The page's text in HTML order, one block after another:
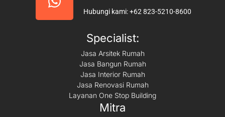
Hubungi kami: +62 823-5210-8600
Specialist:
Jasa Arsitek Rumah
Jasa Bangun Rumah
Jasa Interior Rumah
Jasa Renovasi Rumah
Layanan One Stop Building
Mitra